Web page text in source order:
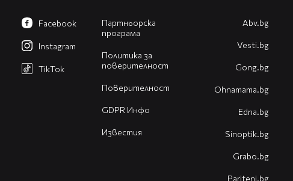
Партньорска
програма
Политика за
поверителност
Поверителност
GDPR Инфо
Известия
Facebook
Instagram
TikTok
Abv.bg
Vesti.bg
Gong.bg
Оhnamama.bg
Edna.bg
Sinoptik.bg
Grabo.bg
Pariteni.bg